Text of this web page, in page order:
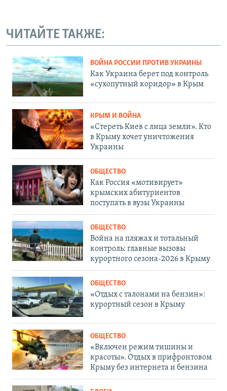
ЧИТАЙТЕ ТАКЖЕ:
ВОЙНА РОССИИ ПРОТИВ УКРАИНЫ
Как Украина берет под контроль
«сухопутный коридор» в Крым
КРЫМ И ВОЙНА
«Стереть Киев с лица земли». Кто
в Крыму хочет уничтожения
Украины
ОБЩЕСТВО
Как Россия «мотивирует»
крымских абитуриентов
поступать в вузы Украины
ОБЩЕСТВО
Война на пляжах и тотальный
контроль: главные вызовы
курортного сезона-2026 в Крыму
ОБЩЕСТВО
«Отдых с талонами на бензин»:
курортный сезон в Крыму
ОБЩЕСТВО
«Включен режим тишины и
красоты». Отдых в прифронтовом
Крыму без интернета и бензина